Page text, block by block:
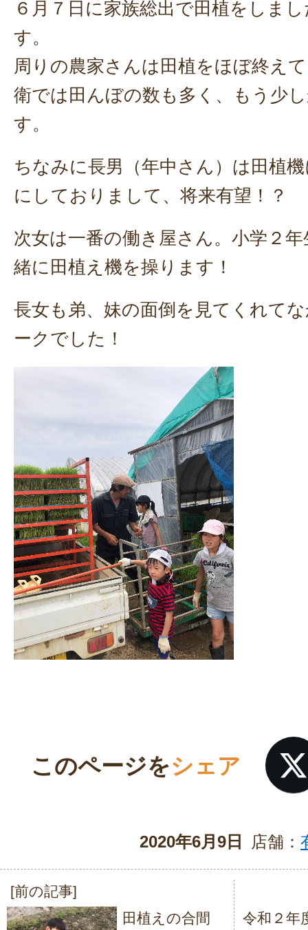
６月７日に家族総出で田植をしま
す。
周りの農家さんは田植をほぼ終え
衛では田んぼの数も多く、もう少
す。
ちなみに長男（年中さん）は田植
にしておりまして、将来有望！？
次女は一番の働き屋さん。小学２
緒に田植え機を操ります！
長女も弟、妹の面倒を見てくれて
ークでした！
このページをシェア
2020年6月9日 店舗：
投
稿
[前の記事]
田植えの合間
令和２年